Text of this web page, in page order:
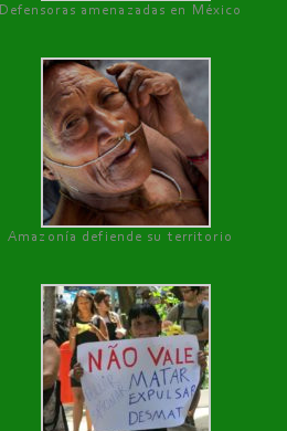
Defensoras amenazadas en México
Amazonía defiende su territorio